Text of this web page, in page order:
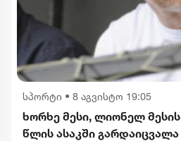
სპორტი • 8 აგვისტო 19:05
ხორხე მესი, ლიონელ მესის
წლის ასაკში გარდაიცვალა